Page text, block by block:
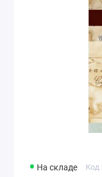
На складе Код